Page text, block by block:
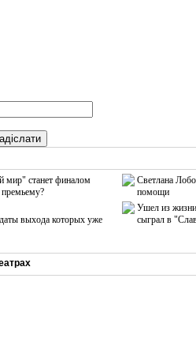
станет финалом
выхода которых уже
Светлана
помощи
Ушел из жизни
сыграл в